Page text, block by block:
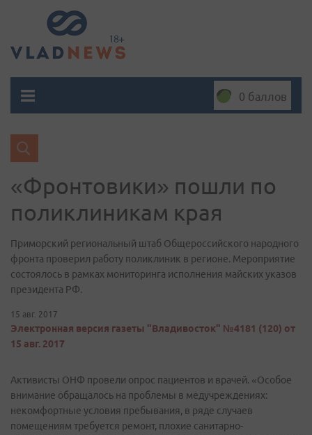
0 баллов
«Фронтовики» пошли по
поликлиникам края
Приморский региональный штаб Общероссийского народного
фронта проверил работу поликлиник в регионе. Мероприятие
cостоялось в рамках мониторинга исполнения майских указов
президента РФ.
15 авг. 2017
Электронная версия газеты "Владивосток" №4181 (120) от
15 авг. 2017
Активисты ОНФ провели опрос пациентов и врачей. «Особое
внимание обращалось на проблемы в медучреждениях:
некомфортные условия пребывания, в ряде случаев
помещениям требуется ремонт, плохие санитарно-